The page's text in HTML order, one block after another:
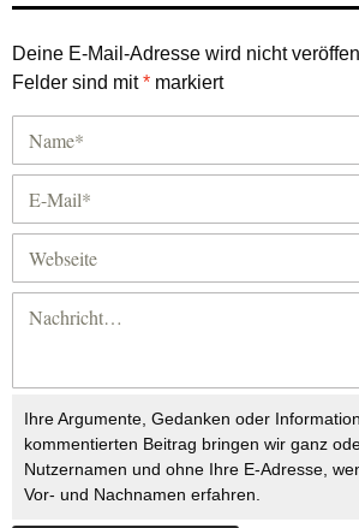
Deine E-Mail-Adresse wird nicht
Felder sind mit* markiert
Ihre Argumente, Gedanken oder
kommentierten Beitrag bringen wir ganz
Nutzernamen und ohne Ihre E-Adresse,
Vor- und Nachnamen erfahren.